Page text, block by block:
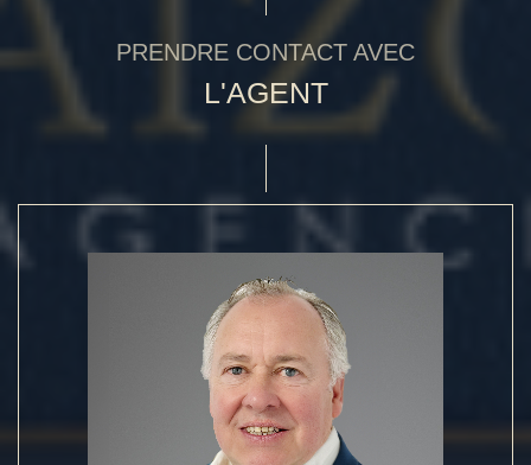
PRENDRE CONTACT AVEC
L'AGENT